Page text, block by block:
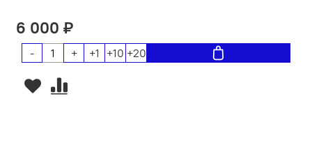
6 000 ₽
- + +1 +10 +20